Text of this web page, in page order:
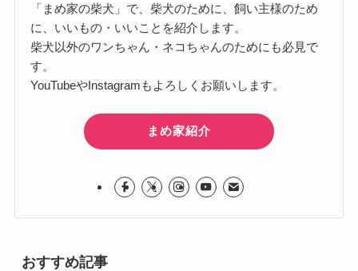
「まめ家の柴犬」で、柴犬のために、飼い主様のため
に、いいもの・いいことを紹介します。
柴犬以外のワンちゃん・ネコちゃんのためにも必見で
す。
YouTubeやInstagramもよろしくお願いします。
まめ家紹介
おすすめ記事